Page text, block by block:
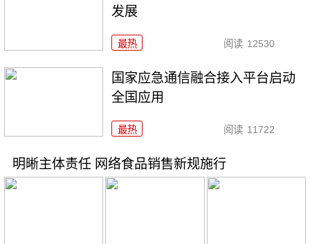
发展
最热 阅读 12530
国家应急通信融合接入平台启动
全国应用
最热 阅读 11722
明晰主体责任 网络食品销售新规施行